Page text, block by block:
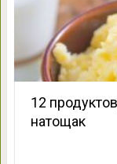
12
натощак